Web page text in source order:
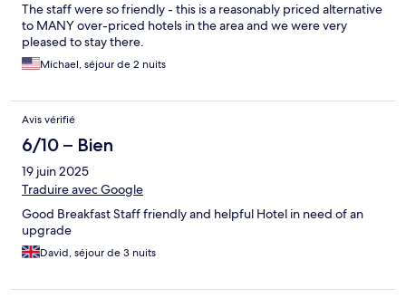
The staff were so friendly - this is a reasonably priced alternative
to MANY over-priced hotels in the area and we were very
pleased to stay there.
Michael, séjour de 2 nuits
Avis vérifié
6/10 – Bien
19 juin 2025
Traduire avec Google
Good Breakfast Staff friendly and helpful Hotel in need of an
upgrade
David, séjour de 3 nuits